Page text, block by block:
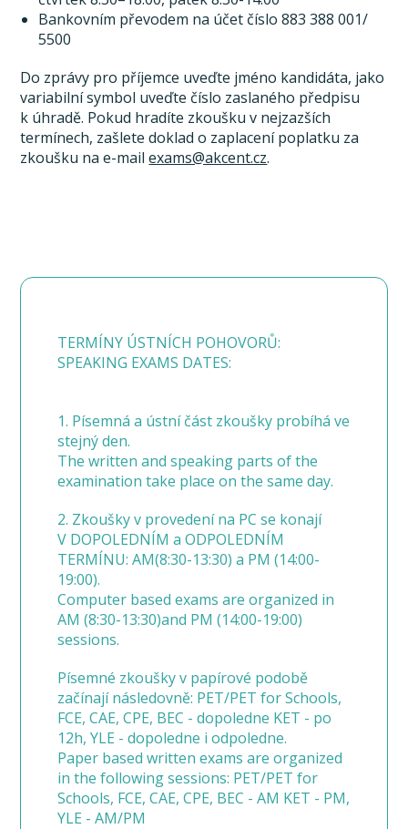
Bankovním převodem na účet číslo 883 388 001/
5500
Do zprávy pro příjemce uveďte jméno kandidáta, jako
variabilní symbol uveďte číslo zaslaného předpisu
k úhradě. Pokud hradíte zkoušku v nejzazších
termínech, zašlete doklad o zaplacení poplatku za
zkoušku na e-mailexams@akcent.cz.
TERMÍNY ÚSTNÍCH POHOVORŮ:
SPEAKING EXAMS DATES:
1. Písemná a ústní část zkoušky probíhá ve
stejný den.
The written and speaking parts of the
examination take place on the same day.
2. Zkoušky v provedení na PC se konají
V DOPOLEDNÍM a ODPOLEDNÍM
TERMÍNU: AM(8:30-13:30) a PM (14:00-
19:00).
Computer based exams are organized in
AM (8:30-13:30)and PM (14:00-19:00)
sessions.
Písemné zkoušky v papírové podobě
začínají následovně: PET/PET for Schools,
FCE, CAE, CPE, BEC - dopoledne KET - po
12h, YLE - dopoledne i odpoledne.
Paper based written exams are organized
in the following sessions: PET/PET for
Schools, FCE, CAE, CPE, BEC - AM KET - PM,
YLE - AM/PM